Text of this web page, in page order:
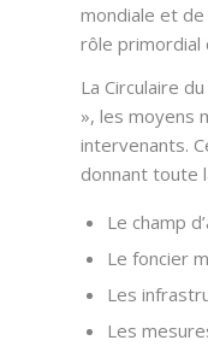
mondiale et
rôle primordial
La Circulaire
», les moyens
intervenants.
donnant toute
Le champ
Le foncier
Les
Les